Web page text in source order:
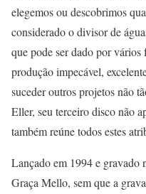
elegemos ou descobrimos
considerado o divisor de
que pode ser dado por
produção impecável,
suceder outros projetos não
Eller, seu terceiro disco não
também reúne todos estes
Lançado em 1994 e gravado
Graça Mello, sem que a